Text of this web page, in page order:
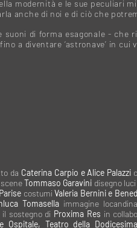
modernità e le sue peculiari
anche di noi e di ciò che
di forma esagonale - che
a diventare ‘astronave’ in cui
da Caterina Carpio e Alice Palazzi
sceneTommaso Garavini disegno luci
costumiValeria Bernini e
Tomasellaimmagine locandina
il sostegno di Proxima Res in
Ospitale, Teatro della